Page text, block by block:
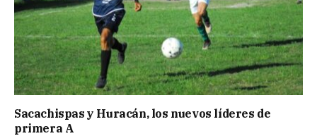
Sacachispas y Huracán, los nuevos líderes de
primera A